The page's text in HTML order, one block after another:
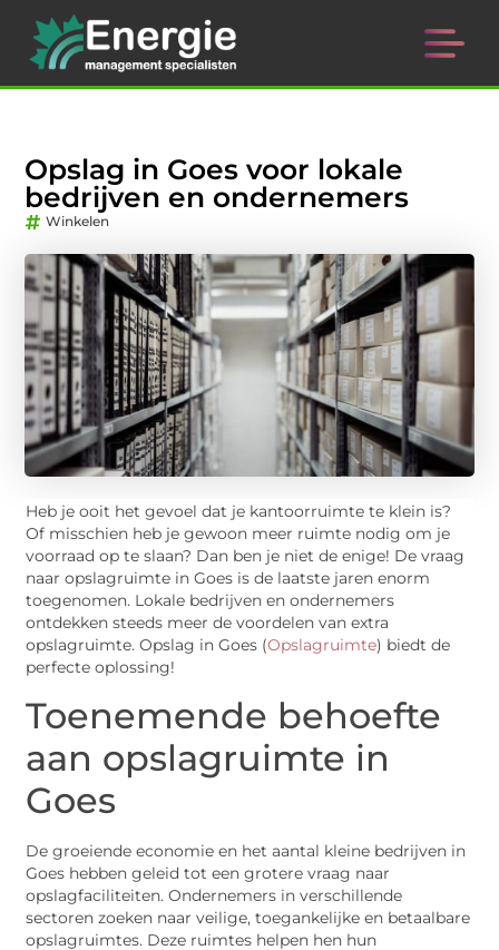
Opslag in Goes voor lokale
bedrijven en ondernemers
Winkelen
Heb je ooit het gevoel dat je kantoorruimte te klein is?
Of misschien heb je gewoon meer ruimte nodig om je
voorraad op te slaan? Dan ben je niet de enige! De vraag
naar opslagruimte in Goes is de laatste jaren enorm
toegenomen. Lokale bedrijven en ondernemers
ontdekken steeds meer de voordelen van extra
opslagruimte. Opslag in Goes (Opslagruimte) biedt de
perfecte oplossing!
Toenemende behoefte
aan opslagruimte in
Goes
De groeiende economie en het aantal kleine bedrijven in
Goes hebben geleid tot een grotere vraag naar
opslagfaciliteiten. Ondernemers in verschillende
sectoren zoeken naar veilige, toegankelijke en betaalbare
opslagruimtes. Deze ruimtes helpen hen hun